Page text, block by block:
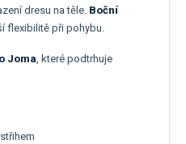
dresu na těle. Boční
flexibilitě při pohybu.
Joma, které podtrhuje